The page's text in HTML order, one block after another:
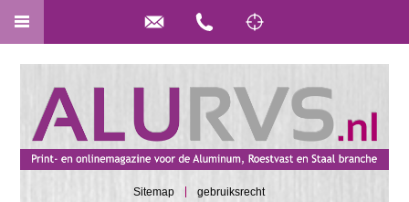
Sitemap
gebruiksrecht